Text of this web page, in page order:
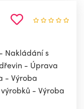
Nakládání s
- Úprava
- Výroba
- Výroba